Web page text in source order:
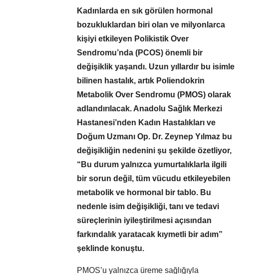
Kadınlarda en sık görülen hormonal
bozukluklardan biri olan ve milyonlarca
kişiyi etkileyen Polikistik Over
Sendromu’nda (PCOS) önemli bir
değişiklik yaşandı. Uzun yıllardır bu isimle
bilinen hastalık, artık Poliendokrin
Metabolik Over Sendromu (PMOS) olarak
adlandırılacak. Anadolu Sağlık Merkezi
Hastanesi’nden Kadın Hastalıkları ve
Doğum Uzmanı Op. Dr. Zeynep Yılmaz bu
değişikliğin nedenini şu şekilde özetliyor,
“Bu durum yalnızca yumurtalıklarla ilgili
bir sorun değil, tüm vücudu etkileyebilen
metabolik ve hormonal bir tablo. Bu
nedenle isim değişikliği, tanı ve tedavi
süreçlerinin iyileştirilmesi açısından
farkındalık yaratacak kıymetli bir adım”
şeklinde konuştu.
PMOS’u yalnızca üreme sağlığıyla